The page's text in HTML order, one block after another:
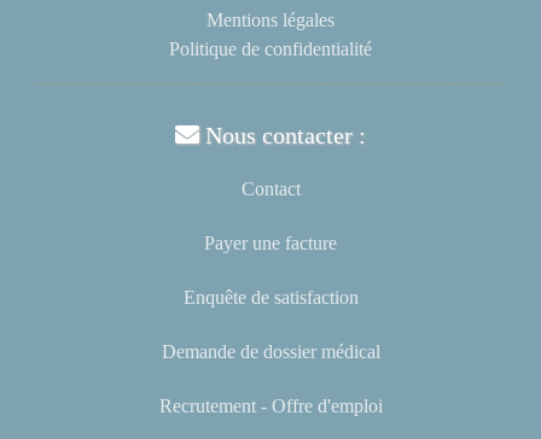
Mentions légales
Politique de confidentialité
Nous contacter :
Contact
Payer une facture
Enquête de satisfaction
Demande de dossier médical
Recrutement - Offre d'emploi